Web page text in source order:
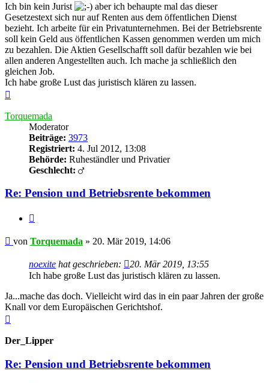
Ich bin kein Jurist
aber ich behaupte mal das dieser
Gesetzestext sich nur auf Renten aus dem öffentlichen Dienst
bezieht. Ich arbeite für ein Privatunternehmen. Bei der Betriebsrente
soll kein Geld aus öffentlichen Kassen genommen werden um mich
zu bezahlen. Die Aktien Gesellschafft soll dafür bezahlen wie bei
allen anderen Angestellten auch. Ich mache ja schließlich den
gleichen Job.
Ich habe große Lust das juristisch klären zu lassen.
Torquemada
Moderator
Beiträge: 3973
Registriert: 4. Jul 2012, 13:08
Behörde: Ruheständler und Privatier
Geschlecht:
Re: Pension und Betriebsrente bekommen
Beitrag
von Torquemada » 20. Mär 2019, 14:06
noexite hat geschrieben:
20. Mär 2019, 13:55
Ich habe große Lust das juristisch klären zu lassen.
Ja...mache das doch. Vielleicht wird das in ein paar Jahren der große
Knall vor dem Europäischen Gerichtshof.
Der_Lipper
Re: Pension und Betriebsrente bekommen